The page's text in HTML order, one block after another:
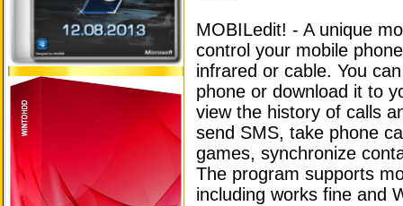
MOBILedit! - A unique
control your mobile
infrared or cable. You
phone or download it to
view the history of calls
send SMS, take phone
games, synchronize
The program supports
including works fine and